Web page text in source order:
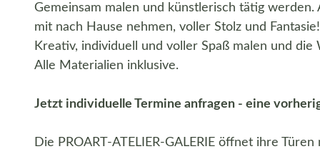
Gemeinsam malen und künstlerisch tätig
mit nach Hause nehmen, voller Stolz und Fantasie!
Kreativ, individuell und voller Spaß malen und die
Alle Materialien inklusive.
Jetzt individuelle Termine anfragen - eine
Die PROART-ATELIER-GALERIE öffnet ihre